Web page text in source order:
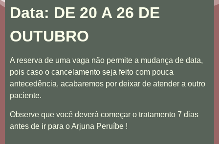
Data: DE 20 A 26 DE
OUTUBRO
A reserva de uma vaga não permite a mudança de data,
pois caso o cancelamento seja feito com pouca
antecedência, acabaremos por deixar de atender a outro
paciente.
Observe que você deverá começar o tratamento 7 dias
antes de ir para o Arjuna Peruíbe !